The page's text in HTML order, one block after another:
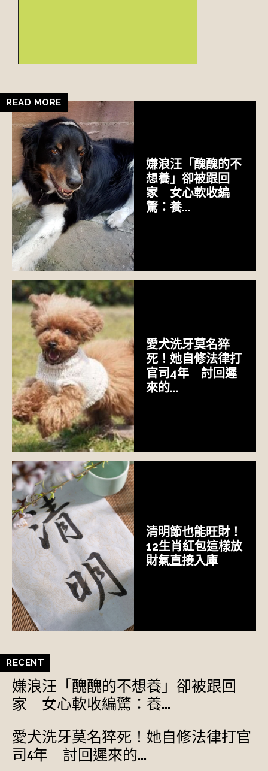
READ MORE
嫌浪汪「醜醜的不
想養」卻被跟回
家 女心軟收編
驚：養...
愛犬洗牙莫名猝
死！她自修法律打
官司4年 討回遲
來的...
清明節也能旺財！
12生肖紅包這樣放
財氣直接入庫
RECENT
嫌浪汪「醜醜的不想養」卻被跟回
家 女心軟收編驚：養...
愛犬洗牙莫名猝死！她自修法律打官
司4年 討回遲來的...